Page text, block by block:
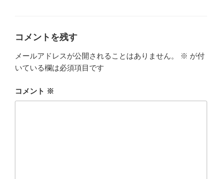
コメントを残す
メールアドレスが公開されることはありません。 ※ が付
いている欄は必須項目です
コメント ※